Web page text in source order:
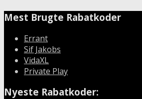
Mest Brugte Rabatkoder
Errant
Sif Jakobs
VidaXL
Private Play
Nyeste Rabatkoder: